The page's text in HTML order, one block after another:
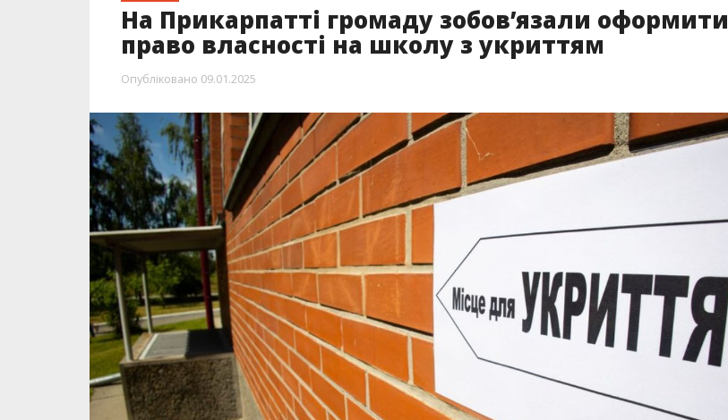
На Прикарпатті громаду зобов’язали оформити
право власності на школу з укриттям
Опубліковано 09.01.2025